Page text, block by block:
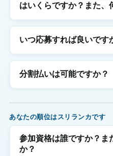
はいくらですか？また、
いつ応募すれば良いです
分割払いは可能ですか？
あなたの順位はスリランカです
参加資格は誰ですか？ま
か？